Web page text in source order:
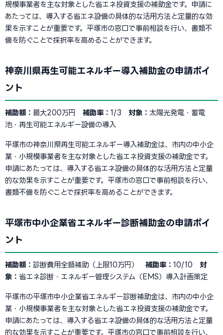
規模事業者を主な対象とした省エネ投資支援の補助金です。申請に
あたっては、導入する省エネ設備の具体的な活用方法と定量的な効
果を示すことが重要です。平塚市の窓口で事前相談を行い、書類不
備を防ぐことで採択率を高めることができます。
神奈川県再生可能エネルギー導入補助金の申請ポイ
ント
補助額： 最大200万円 補助率： 1/3 対象： 太陽光発電・蓄電
池・再生可能エネルギー設備の導入
平塚市の神奈川県再生可能エネルギー導入補助金は、市内の中小企
業・小規模事業者を主な対象とした省エネ投資支援の補助金です。
申請にあたっては、導入する省エネ設備の具体的な活用方法と定量
的な効果を示すことが重要です。平塚市の窓口で事前相談を行い、
書類不備を防ぐことで採択率を高めることができます。
平塚市中小企業省エネルギー診断補助金の申請ポイ
ント
補助額： 診断費用全額補助（上限10万円） 補助率： 10/10 対
象： 省エネ診断・エネルギー管理システム（EMS）導入計画策定
平塚市の平塚市中小企業省エネルギー診断補助金は、市内の中小企
業・小規模事業者を主な対象とした省エネ投資支援の補助金です。
申請にあたっては、導入する省エネ設備の具体的な活用方法と定量
的な効果を示すことが重要です。平塚市の窓口で事前相談を行い、